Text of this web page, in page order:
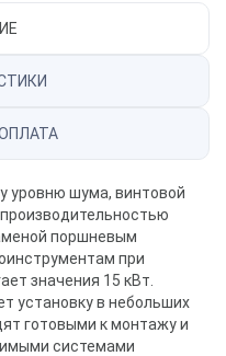
уровню шума, винтовой
производительностью
поршневым
при
значения 15 кВт.
установку в небольших
готовыми к монтажу и
системами